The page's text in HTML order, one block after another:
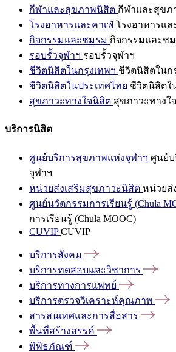
กีฬาและสุขภาพนิสิต กีฬาและสุขภ
โรงอาหารและคาเฟ่ โรงอาหารแล
กิจกรรมและชมรม กิจกรรมและช
รอบรั้วจุฬาฯ รอบรั้วจุฬาฯ
ชีวิตนิสิตในกรุงเทพฯ ชีวิตนิสิตในก
ชีวิตนิสิตในประเทศไทย ชีวิตนิสิตใ
สุขภาวะทางใจนิสิต สุขภาวะทางใ
บริการนิสิต
ศูนย์บริการสุขภาพแห่งจุฬาฯ ศูนย์
จุฬาฯ
หน่วยส่งเสริมสุขภาวะนิสิต หน่วยส่
ศูนย์นวัตกรรมการเรียนรู้ (Chula
การเรียนรู้ (Chula MOOC)
CUVIPCUVIP
บริการสังคม
บริการทดสอบและวิชาการ
บริการทางการแพทย์
บริการตรวจวิเคราะห์คุณภาพ
สารสนเทศและการสื่อสาร
พื้นที่สร้างสรรค์
พิพิธภัณฑ์